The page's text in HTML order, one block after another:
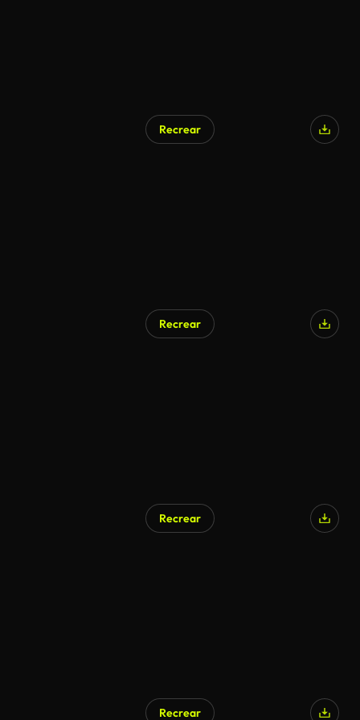
Recrear
Recrear
Recrear
Recrear